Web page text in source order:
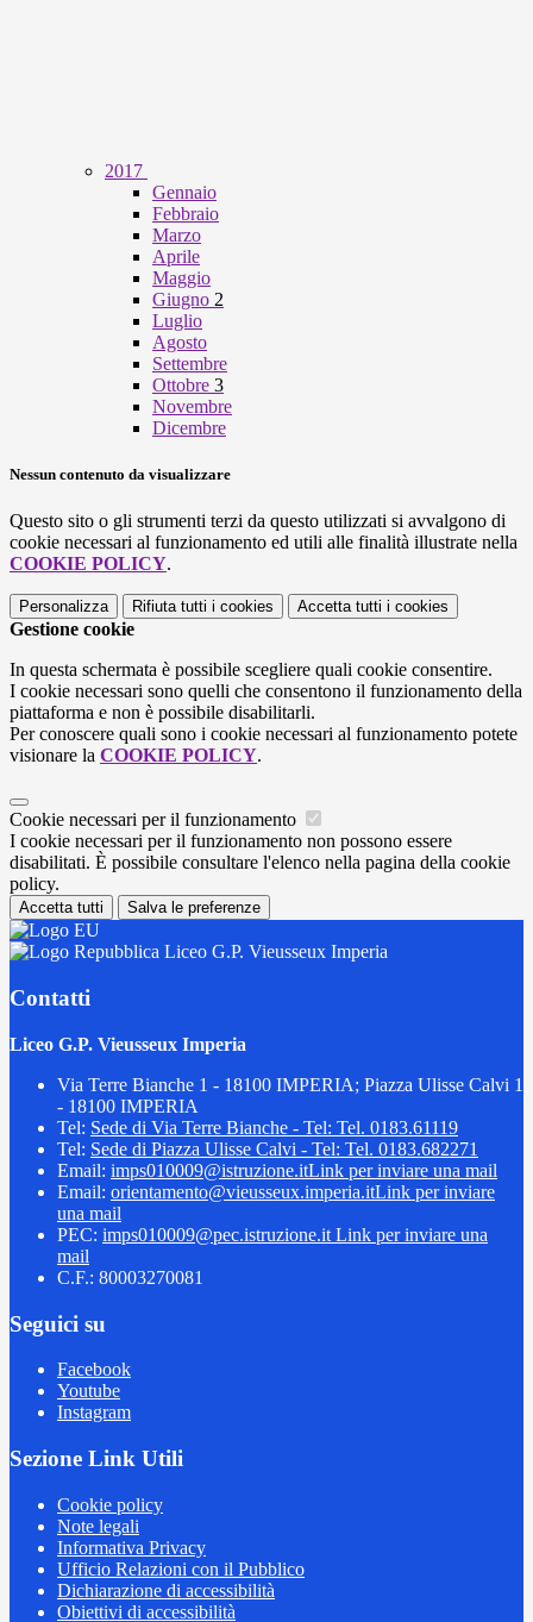
2017
Gennaio
Febbraio
Marzo
Aprile
Maggio
Giugno 2
Luglio
Agosto
Settembre
Ottobre 3
Novembre
Dicembre
Nessun contenuto da visualizzare
Questo sito o gli strumenti terzi da questo utilizzati si avvalgono di
cookie necessari al funzionamento ed utili alle finalità illustrate nella
COOKIE POLICY.
Personalizza Rifiuta tutti i cookies Accetta tutti i cookies
Gestione cookie
In questa schermata è possibile scegliere quali cookie consentire.
I cookie necessari sono quelli che consentono il funzionamento della
piattaforma e non è possibile disabilitarli.
Per conoscere quali sono i cookie necessari al funzionamento potete
visionare la COOKIE POLICY.
Cookie necessari per il funzionamento
I cookie necessari per il funzionamento non possono essere
disabilitati. È possibile consultare l'elenco nella pagina della cookie
policy.
Accetta tutti Salva le preferenze
Liceo G.P. Vieusseux Imperia
Contatti
Liceo G.P. Vieusseux Imperia
Via Terre Bianche 1 - 18100 IMPERIA; Piazza Ulisse Calvi 1
- 18100 IMPERIA
Tel: Sede di Via Terre Bianche - Tel: Tel. 0183.61119
Tel: Sede di Piazza Ulisse Calvi - Tel: Tel. 0183.682271
Email: imps010009@istruzione.itLink per inviare una mail
Email: orientamento@vieusseux.imperia.itLink per inviare
una mail
PEC: imps010009@pec.istruzione.it Link per inviare una
mail
C.F.: 80003270081
Seguici su
Facebook
Youtube
Instagram
Sezione Link Utili
Cookie policy
Note legali
Informativa Privacy
Ufficio Relazioni con il Pubblico
Dichiarazione di accessibilità
Obiettivi di accessibilità